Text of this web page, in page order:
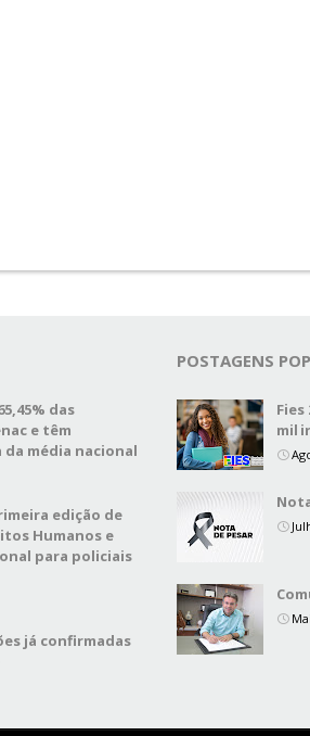
das
e têm
da média nacional
edição de
Humanos e
para policiais
já confirmadas
POSTAGENS
mil